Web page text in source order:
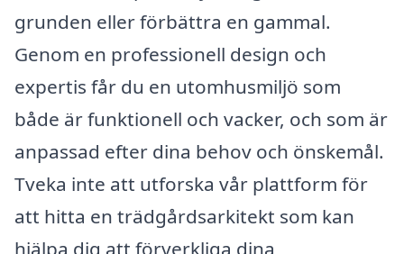
grunden eller förbättra en gammal.
Genom en professionell design och
expertis får du en utomhusmiljö som
både är funktionell och vacker, och som är
anpassad efter dina behov och önskemål.
Tveka inte att utforska vår plattform för
att hitta en trädgårdsarkitekt som kan
hjälpa dig att förverkliga dina